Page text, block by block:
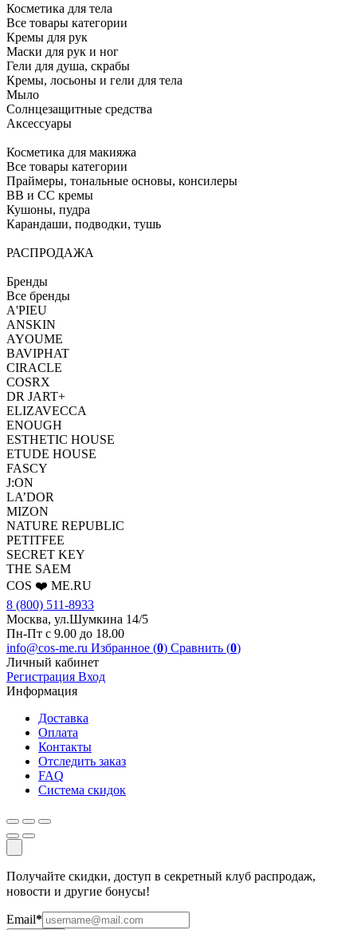
Косметика для тела
Все товары категории
Кремы для рук
Маски для рук и ног
Гели для душа, скрабы
Кремы, лосьоны и гели для тела
Мыло
Солнцезащитные средства
Аксессуары
Косметика для макияжа
Все товары категории
Праймеры, тональные основы, консилеры
BB и CC кремы
Кушоны, пудра
Карандаши, подводки, тушь
РАСПРОДАЖА
Бренды
Все бренды
A'PIEU
ANSKIN
AYOUME
BAVIPHAT
CIRACLE
COSRX
DR JART+
ELIZAVECCA
ENOUGH
ESTHETIC HOUSE
ETUDE HOUSE
FASCY
J:ON
LA’DOR
MIZON
NATURE REPUBLIC
PETITFEE
SEСRET KEY
THE SAEM
COS ❤️ ME.RU
8 (800) 511-8933
Москва, ул.Шумкина 14/5
Пн-Пт с 9.00 до 18.00
info@cos-me.ru Избранное (0) Сравнить (0)
Личный кабинет
Регистрация Вход
Информация
Доставка
Оплата
Контакты
Отследить заказ
FAQ
Система скидок
Получайте скидки, доступ в секретный клуб распродаж,
новости и другие бонусы!
Email*